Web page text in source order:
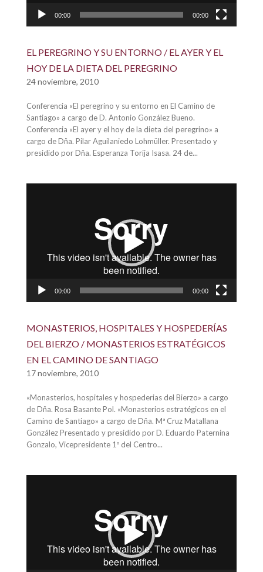
00:00 00:00
EL PEREGRINO Y SU ENTORNO / EL AYER Y EL
HOY DE LA DIETA DEL PEREGRINO
24 noviembre, 2010
Conferencia «El peregrino y su entorno en El Camino de
Santiago» a cargo de D. Antonio González Bueno.
Conferencia «El ayer y el hoy de la dieta del peregrino» a
cargo de Dña. Pilar Aguilaniedo Lohmüller. Presentado y
presidido por Dña. Esperanza Torija Isasa. 24 de...
00:00 00:00
MONASTERIOS, HOSPITALES Y HOSPEDERÍAS
DEL BIERZO / MONASTERIOS ESTRATÉGICOS
EN EL CAMINO DE SANTIAGO
17 noviembre, 2010
«Monasterios, hospitales y hospederias del Bierzo» a cargo
de Dña. Rosa Basante Pol. «Monasterios estratégicos en el
Camino de Santiago» a cargo de Dña. Mª Cruz Matallana
González Presentado y presidido por D. Eduardo Paternina
Gonzalo, Vicepresidente 1º del Centro...